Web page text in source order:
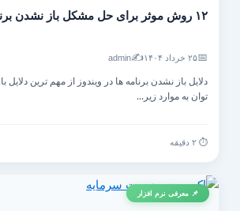
۱۲ روش موثر برای حل مشکل باز نشدن برنامه ها در ویندوز
۲۵ خرداد ۱۴۰۴ ✍️
admin
دلایل باز نشدن برنامه ها در ویندوز از مهم ترین دلایل
توان به موارد زیر...
📌 معرفی نرم افزار